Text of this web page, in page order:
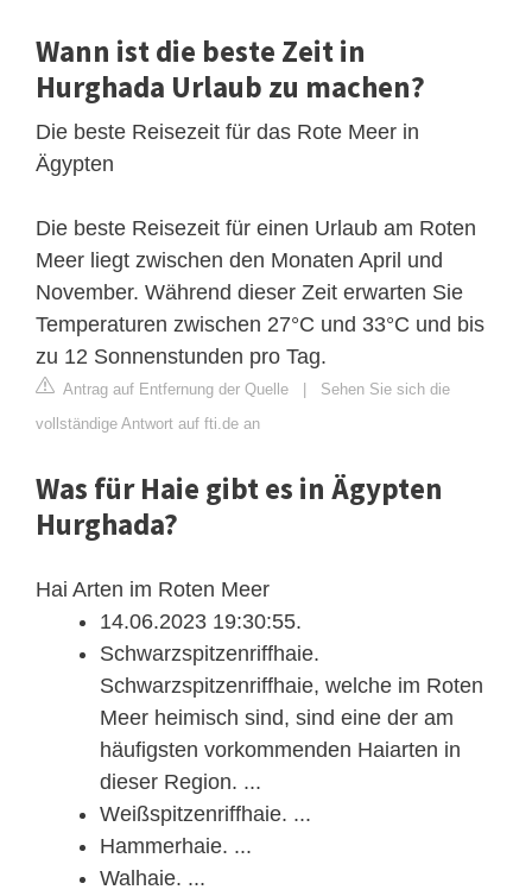
Wann ist die beste Zeit in
Hurghada Urlaub zu machen?
Die beste Reisezeit für das Rote Meer in
Ägypten
Die beste Reisezeit für einen Urlaub am Roten
Meer liegt zwischen den Monaten April und
November. Während dieser Zeit erwarten Sie
Temperaturen zwischen 27°C und 33°C und bis
zu 12 Sonnenstunden pro Tag.
Antrag auf Entfernung der Quelle | Sehen Sie sich die
vollständige Antwort auf fti.de an
Was für Haie gibt es in Ägypten
Hurghada?
Hai Arten im Roten Meer
14.06.2023 19:30:55.
Schwarzspitzenriffhaie.
Schwarzspitzenriffhaie, welche im Roten
Meer heimisch sind, sind eine der am
häufigsten vorkommenden Haiarten in
dieser Region. ...
Weißspitzenriffhaie. ...
Hammerhaie. ...
Walhaie. ...